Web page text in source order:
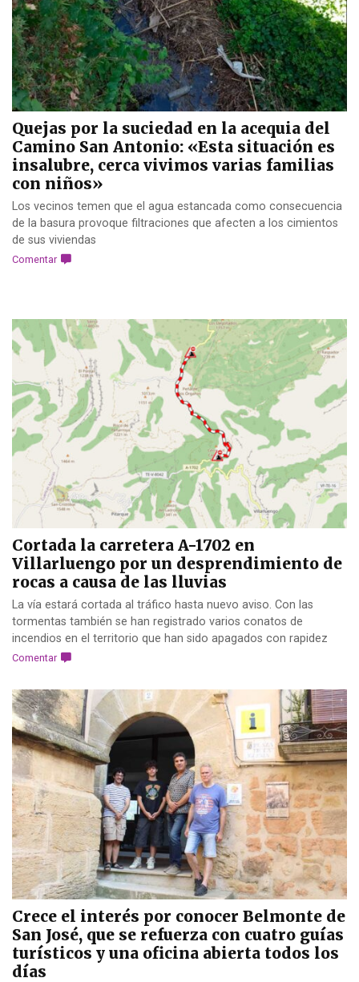
Quejas por la suciedad en la acequia del
Camino San Antonio: «Esta situación es
insalubre, cerca vivimos varias familias
con niños»
Los vecinos temen que el agua estancada como consecuencia
de la basura provoque filtraciones que afecten a los cimientos
de sus viviendas
Comentar
Cortada la carretera A-1702 en
Villarluengo por un desprendimiento de
rocas a causa de las lluvias
La vía estará cortada al tráfico hasta nuevo aviso. Con las
tormentas también se han registrado varios conatos de
incendios en el territorio que han sido apagados con rapidez
Comentar
Crece el interés por conocer Belmonte de
San José, que se refuerza con cuatro guías
turísticos y una oficina abierta todos los
días